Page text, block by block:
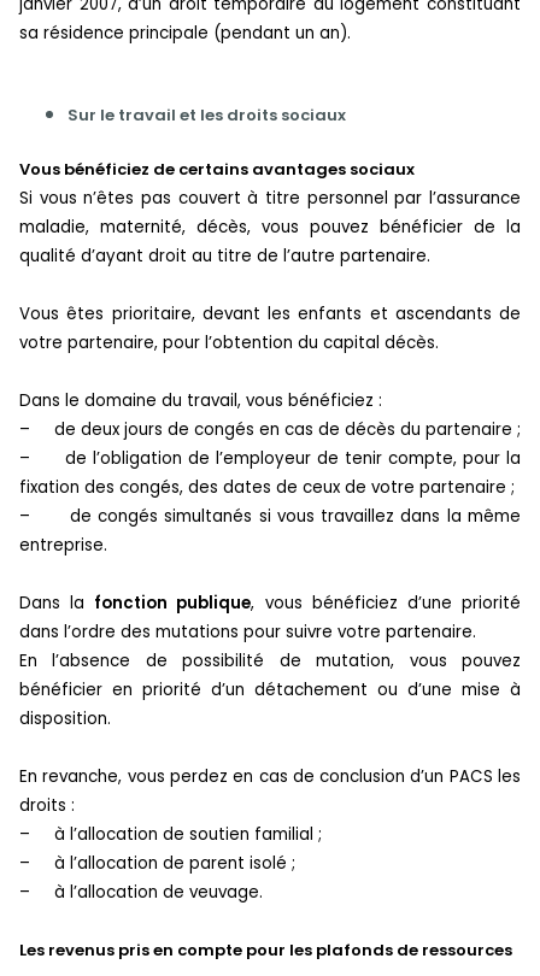
sa résidence principale (pendant un an).
Sur le travail et les droits sociaux
Vous bénéficiez de certains avantages sociaux
Si vous n’êtes pas couvert à titre personnel par l’assurance
maladie, maternité, décès, vous pouvez bénéficier de la
qualité d’ayant droit au titre de l’autre partenaire.
Vous êtes prioritaire, devant les enfants et ascendants de
votre partenaire, pour l’obtention du capital décès.
Dans le domaine du travail, vous bénéficiez :
–
de deux jours de congés en cas de décès du partenaire ;
–
de l’obligation de l’employeur de tenir compte, pour la
fixation des congés, des dates de ceux de votre partenaire ;
–
de congés simultanés si vous travaillez dans la même
entreprise.
Dans la fonction publique, vous bénéficiez d’une priorité
dans l’ordre des mutations pour suivre votre partenaire.
En l’absence de possibilité de mutation, vous pouvez
bénéficier en priorité d’un détachement ou d’une mise à
disposition.
En revanche, vous perdez en cas de conclusion d’un PACS les
droits :
–
à l’allocation de soutien familial ;
–
à l’allocation de parent isolé ;
–
à l’allocation de veuvage.
Les revenus pris en compte pour les plafonds de ressources